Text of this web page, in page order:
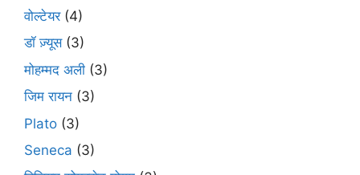
वोल्टेयर(4)
डॉ ज़्यूस(3)
मोहम्मद अली (3)
जिम रायन (3)
Plato (3)
Seneca (3)